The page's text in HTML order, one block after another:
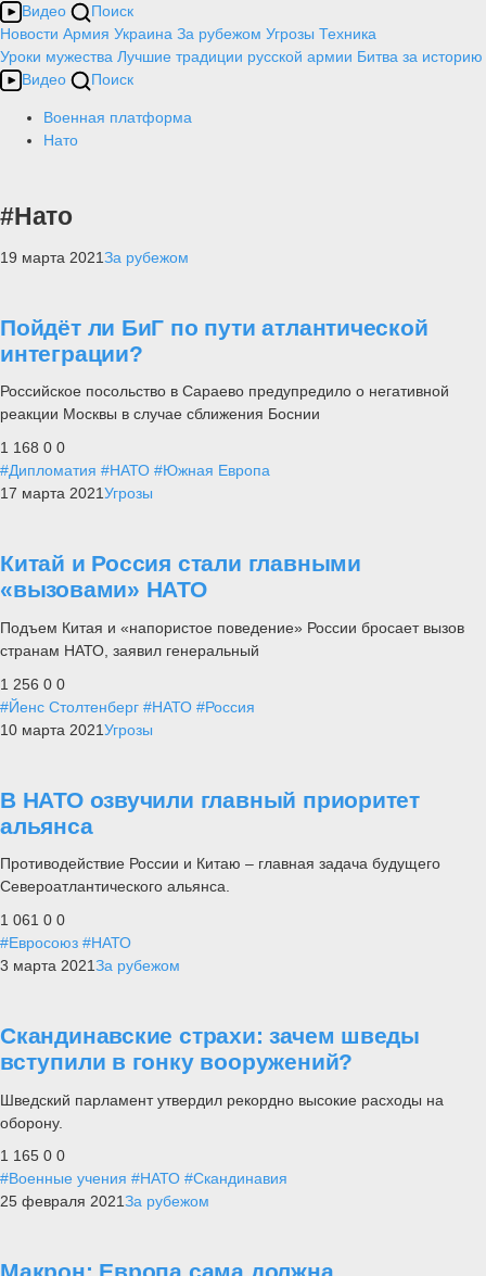
Видео
Поиск
Новости Армия Украина За рубежом Угрозы Техника
Уроки мужества Лучшие традиции русской армии Битва за историю
Видео
Поиск
Военная платформа
Нато
#Нато
19 марта 2021За рубежом
Пойдёт ли БиГ по пути атлантической
интеграции?
Российское посольство в Сараево предупредило о негативной
реакции Москвы в случае сближения Боснии
1 168 0 0
#Дипломатия #НАТО #Южная Европа
17 марта 2021Угрозы
Китай и Россия стали главными
«вызовами» НАТО
Подъем Китая и «напористое поведение» России бросает вызов
странам НАТО, заявил генеральный
1 256 0 0
#Йенс Столтенберг #НАТО #Россия
10 марта 2021Угрозы
В НАТО озвучили главный приоритет
альянса
Противодействие России и Китаю – главная задача будущего
Североатлантического альянса.
1 061 0 0
#Евросоюз #НАТО
3 марта 2021За рубежом
Скандинавские страхи: зачем шведы
вступили в гонку вооружений?
Шведский парламент утвердил рекордно высокие расходы на
оборону.
1 165 0 0
#Военные учения #НАТО #Скандинавия
25 февраля 2021За рубежом